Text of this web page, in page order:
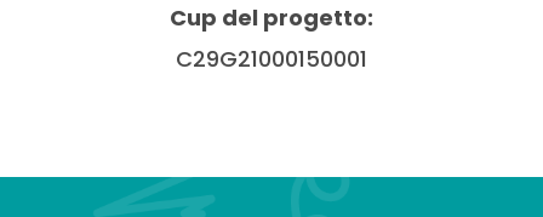
Cup del progetto:
C29G21000150001